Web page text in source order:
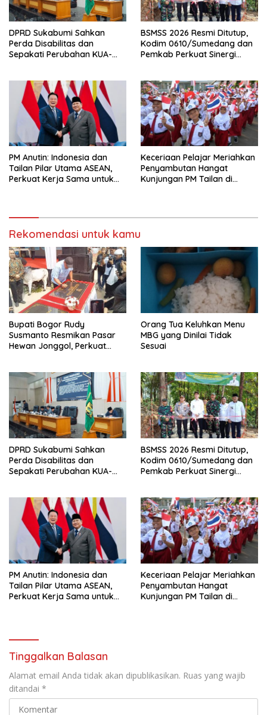
DPRD Sukabumi Sahkan
Perda Disabilitas dan
Sepakati Perubahan KUA-
BSMSS 2026 Resmi Ditutup,
Kodim 0610/Sumedang dan
Pemkab Perkuat Sinergi
PM Anutin: Indonesia dan
Tailan Pilar Utama ASEAN,
Perkuat Kerja Sama untuk
Keceriaan Pelajar Meriahkan
Penyambutan Hangat
Kunjungan PM Tailan di
Rekomendasi untuk kamu
Bupati Bogor Rudy
Susmanto Resmikan Pasar
Hewan Jonggol, Perkuat
Orang Tua Keluhkan Menu
MBG yang Dinilai Tidak
Sesuai
DPRD Sukabumi Sahkan
Perda Disabilitas dan
Sepakati Perubahan KUA-
BSMSS 2026 Resmi Ditutup,
Kodim 0610/Sumedang dan
Pemkab Perkuat Sinergi
PM Anutin: Indonesia dan
Tailan Pilar Utama ASEAN,
Perkuat Kerja Sama untuk
Keceriaan Pelajar Meriahkan
Penyambutan Hangat
Kunjungan PM Tailan di
Tinggalkan Balasan
Alamat email Anda tidak akan dipublikasikan. Ruas yang wajib
ditandai *